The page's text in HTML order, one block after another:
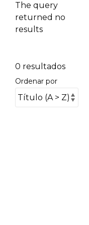
The query
returned no
results
0 resultados
Ordenar por